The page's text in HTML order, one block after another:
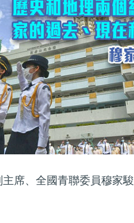
席、全國青聯委員穆家駿